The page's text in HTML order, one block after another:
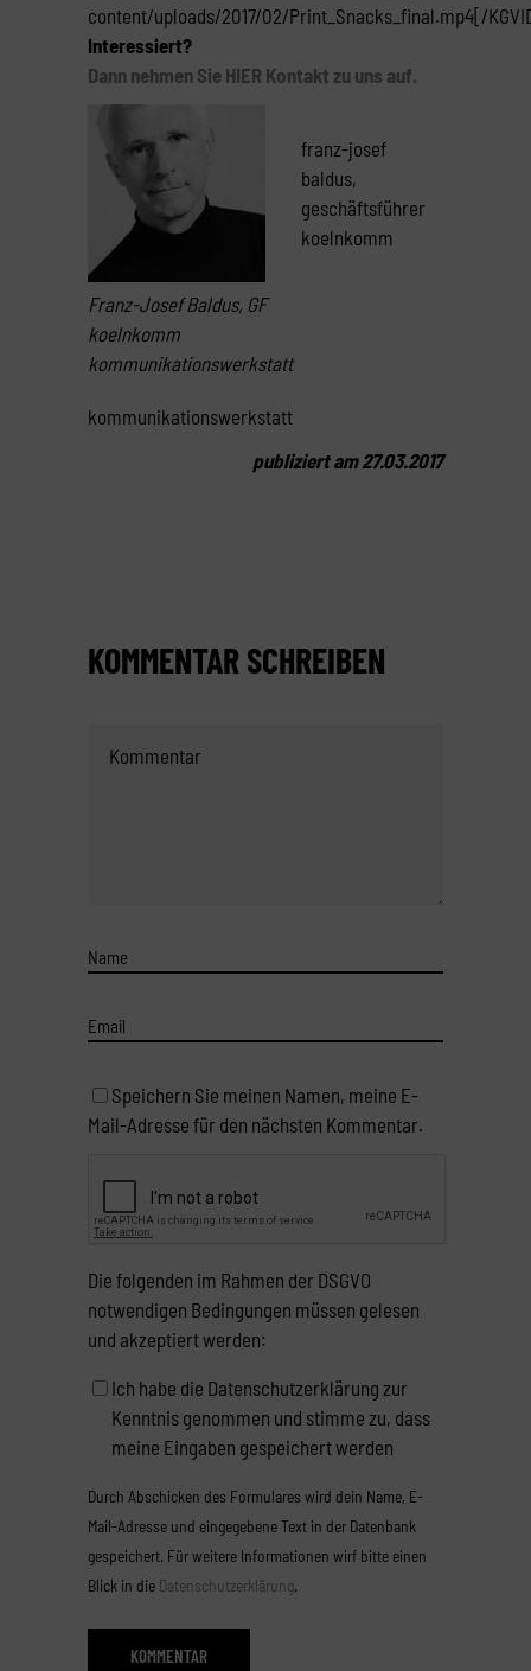
content/uploads/2017/02/Print_Snacks_final.mp4[/
Interessiert?
Dann nehmen Sie HIER Kontakt zu uns auf.
Franz-Josef Baldus, GF
koelnkomm
kommunikationswerkstatt
franz-josef
baldus,
geschäftsführer
koelnkomm
kommunikationswerkstatt
publiziert am 27.03.2017
KOMMENTAR SCHREIBEN
Speichern Sie meinen Namen, meine E-
Mail-Adresse für den nächsten Kommentar.
Die folgenden im Rahmen der DSGVO
notwendigen Bedingungen müssen gelesen
und akzeptiert werden:
Ich habe die Datenschutzerklärung zur
Kenntnis genommen und stimme zu, dass
meine Eingaben gespeichert werden
Durch Abschicken des Formulares wird dein Name, E-
Mail-Adresse und eingegebene Text in der Datenbank
gespeichert. Für weitere Informationen wirf bitte einen
Blick in die Datenschutzerklärung.